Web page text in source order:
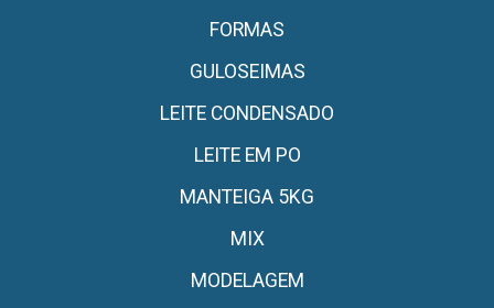
FORMAS
GULOSEIMAS
LEITE CONDENSADO
LEITE EM PO
MANTEIGA 5KG
MIX
MODELAGEM